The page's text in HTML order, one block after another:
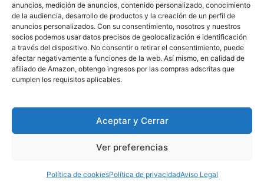
anuncios, medición de anuncios, contenido personalizado, conocimiento
de la audiencia, desarrollo de productos y la creación de un perfil de
anuncios personalizados. Con su consentimiento, nosotros y nuestros
socios podemos usar datos precisos de geolocalización e identificación
a través del dispositivo. No consentir o retirar el consentimiento, puede
afectar negativamente a funciones de la web. Así mismo, en calidad de
afiliado de Amazon, obtengo ingresos por las compras adscritas que
cumplen los requisitos aplicables.
Aceptar y Cerrar
Ver preferencias
Política de cookiesPolítica de privacidadAviso Legal
DeStreaming.es
ingresos por las compras adscritas que
cumplen los requisitos aplicables.
Utilizamos cookies propias y de terceros para